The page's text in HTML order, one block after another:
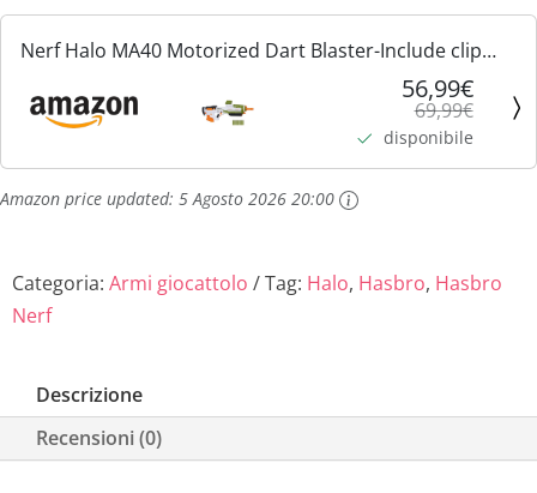
:
6
,
.
9
.
Nerf Halo MA40 Motorized Dart Blaster-Include clip
rimovibile, 10 freccette Elite ufficiali e riser per binario
attaccabile, 0
56,99€
69,99€
disponibile
Amazon price updated: 5 Agosto 2026 20:00
Categoria: Armi giocattolo Tag: Halo, Hasbro, Hasbro
Nerf
Descrizione
Recensioni (0)